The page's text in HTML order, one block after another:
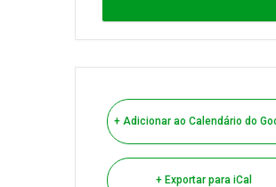
+ Adicionar ao Calendário do
+ Exportar para iCal